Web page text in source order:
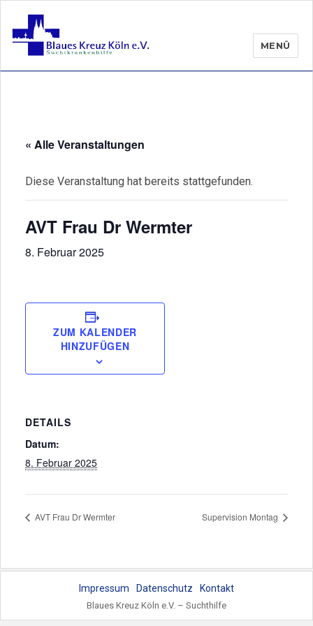
MENÜ
« Alle Veranstaltungen
Diese Veranstaltung hat bereits stattgefunden.
AVT Frau Dr Wermter
8. Februar 2025
ZUM KALENDER
HINZUFÜGEN
DETAILS
Datum:
8. Februar 2025
AVT Frau Dr Wermter Supervision Montag
Impressum Datenschutz Kontakt
Blaues Kreuz Köln e.V. – Suchthilfe